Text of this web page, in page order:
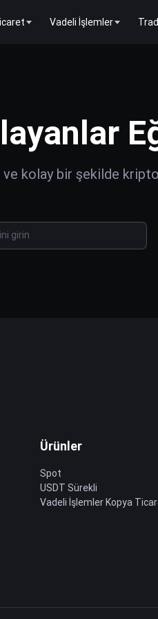
Vadeli İşlemler
kolay bir şekilde kripto
Ürünler
Spot
USDT Sürekli
Vadeli İşlemler Kopya